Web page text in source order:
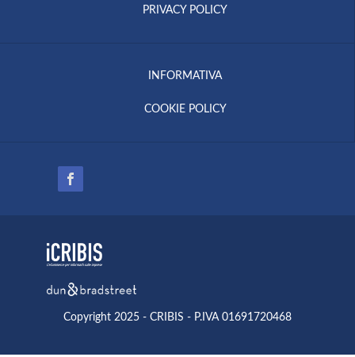
PRIVACY POLICY
INFORMATIVA
COOKIE POLICY
Copyright 2025 - CRIBIS - P.IVA 01691720468